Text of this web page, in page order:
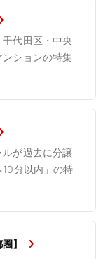
代田区・中央
ションの特集
が過去に分譲
分以内」の特
】